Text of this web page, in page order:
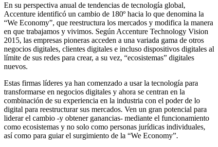
En su perspectiva anual de tendencias de tecnología global,
Accenture identificó un cambio de 180º hacia lo que denomina la
“We Economy”, que reestructura los mercados y modifica la manera
en que trabajamos y vivimos. Según Accenture Technology Vision
2015, las empresas pioneras acceden a una variada gama de otros
negocios digitales, clientes digitales e incluso dispositivos digitales al
límite de sus redes para crear, a su vez, “ecosistemas” digitales
nuevos.
Estas firmas líderes ya han comenzado a usar la tecnología para
transformarse en negocios digitales y ahora se centran en la
combinación de su experiencia en la industria con el poder de lo
digital para reestructurar sus mercados. Ven un gran potencial para
liderar el cambio -y obtener ganancias- mediante el funcionamiento
como ecosistemas y no solo como personas jurídicas individuales,
así como para guiar el surgimiento de la “We Economy”.